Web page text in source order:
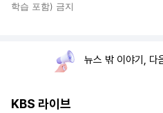
학습 포함) 금지
뉴스 밖 이야기, 다
KBS 라이브